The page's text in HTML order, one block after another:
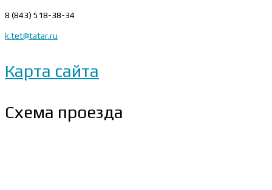
8 (843) 518-38-34
k.tet@tatar.ru
Карта сайта
Схема проезда